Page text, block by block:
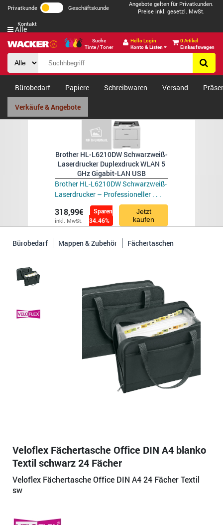
Privatkunde Geschäftskunde
Angebote gelten für Privatkunden.
Preise inkl. gesetzl. MwSt.
Kontakt
Suche
Tinte / Toner
Hello Login
Konto & Listen
0 Artikel
Einkaufswagen
Alle
Bürobedarf Papiere Schreibwaren Versand
Verkäufe & Angebote
Brother HL-L6210DW Schwarzweiß-
Laserdrucker Duplexdruck WLAN 5
GHz Gigabit-LAN USB
Brother HL-L6210DW Schwarzweiß-
Laserdrucker – Professioneller . . .
318,99€
inkl. MwSt.
Sparen
34.46%
Jetzt
kaufen
Bürobedarf Mappen & Zubehör Fächertaschen
Veloflex Fächertasche Office DIN A4 blanko
Textil schwarz 24 Fächer
Veloflex Fächertasche Office DIN A4 24 Fächer Textil
sw